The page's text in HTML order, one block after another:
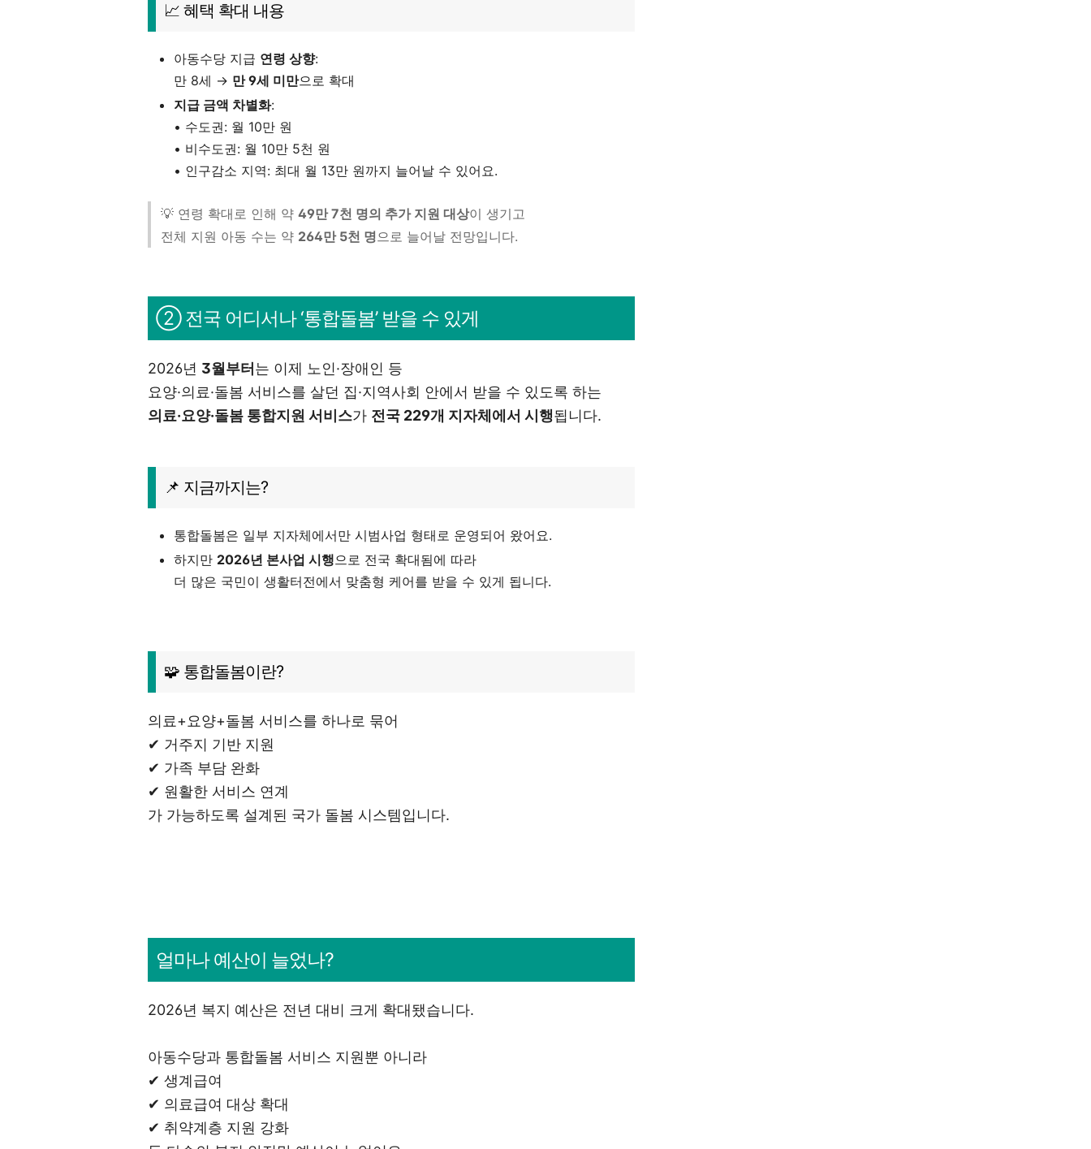
📈 혜택 확대 내용
아동수당 지급 연령 상향:
만 8세 → 만 9세 미만으로 확대
지급 금액 차별화:
• 수도권: 월 10만 원
• 비수도권: 월 10만 5천 원
• 인구감소 지역: 최대 월 13만 원까지 늘어날 수 있어요.
💡 연령 확대로 인해 약 49만 7천 명의 추가 지원 대상이 생기고
전체 지원 아동 수는 약 264만 5천 명으로 늘어날 전망입니다.
② 전국 어디서나 ‘통합돌봄’ 받을 수 있게
2026년 3월부터 는 이제 노인·장애인 등
요양·의료·돌봄 서비스를 살던 집·지역사회 안에서 받을 수 있도록 하는
의료·요양·돌봄 통합지원 서비스가 전국 229개 지자체에서 시행됩니다.
📌 지금까지는?
통합돌봄은 일부 지자체에서만 시범사업 형태로 운영되어 왔어요.
하지만 2026년 본사업 시행으로 전국 확대됨에 따라
더 많은 국민이 생활터전에서 맞춤형 케어를 받을 수 있게 됩니다.
🧩 통합돌봄이란?
의료+요양+돌봄 서비스를 하나로 묶어
✔ 거주지 기반 지원
✔ 가족 부담 완화
✔ 원활한 서비스 연계
가 가능하도록 설계된 국가 돌봄 시스템입니다.
얼마나 예산이 늘었나?
2026년 복지 예산은 전년 대비 크게 확대됐습니다.
아동수당과 통합돌봄 서비스 지원뿐 아니라
✔ 생계급여
✔ 의료급여 대상 확대
✔ 취약계층 지원 강화